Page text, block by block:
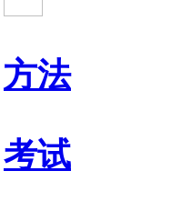
方法
考试